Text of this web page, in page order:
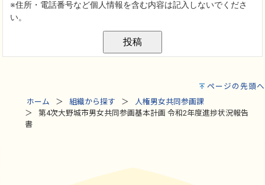
ページの先頭へ
ホーム
組織から探す
人権男女共同参画課
第4次大野城市男女共同参画基本計画 令和2年度進捗状況報告
書